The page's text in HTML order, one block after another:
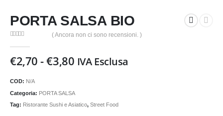
PORTA SALSA BIO
( Ancora non ci sono recensioni. )
€2,70 -€3,80Fascia
da
€2,70
IVA Esclusa
COD: N/A
Categoria: PORTA SALSA
Tag: Ristorante Sushi e Asiatico, Street Food